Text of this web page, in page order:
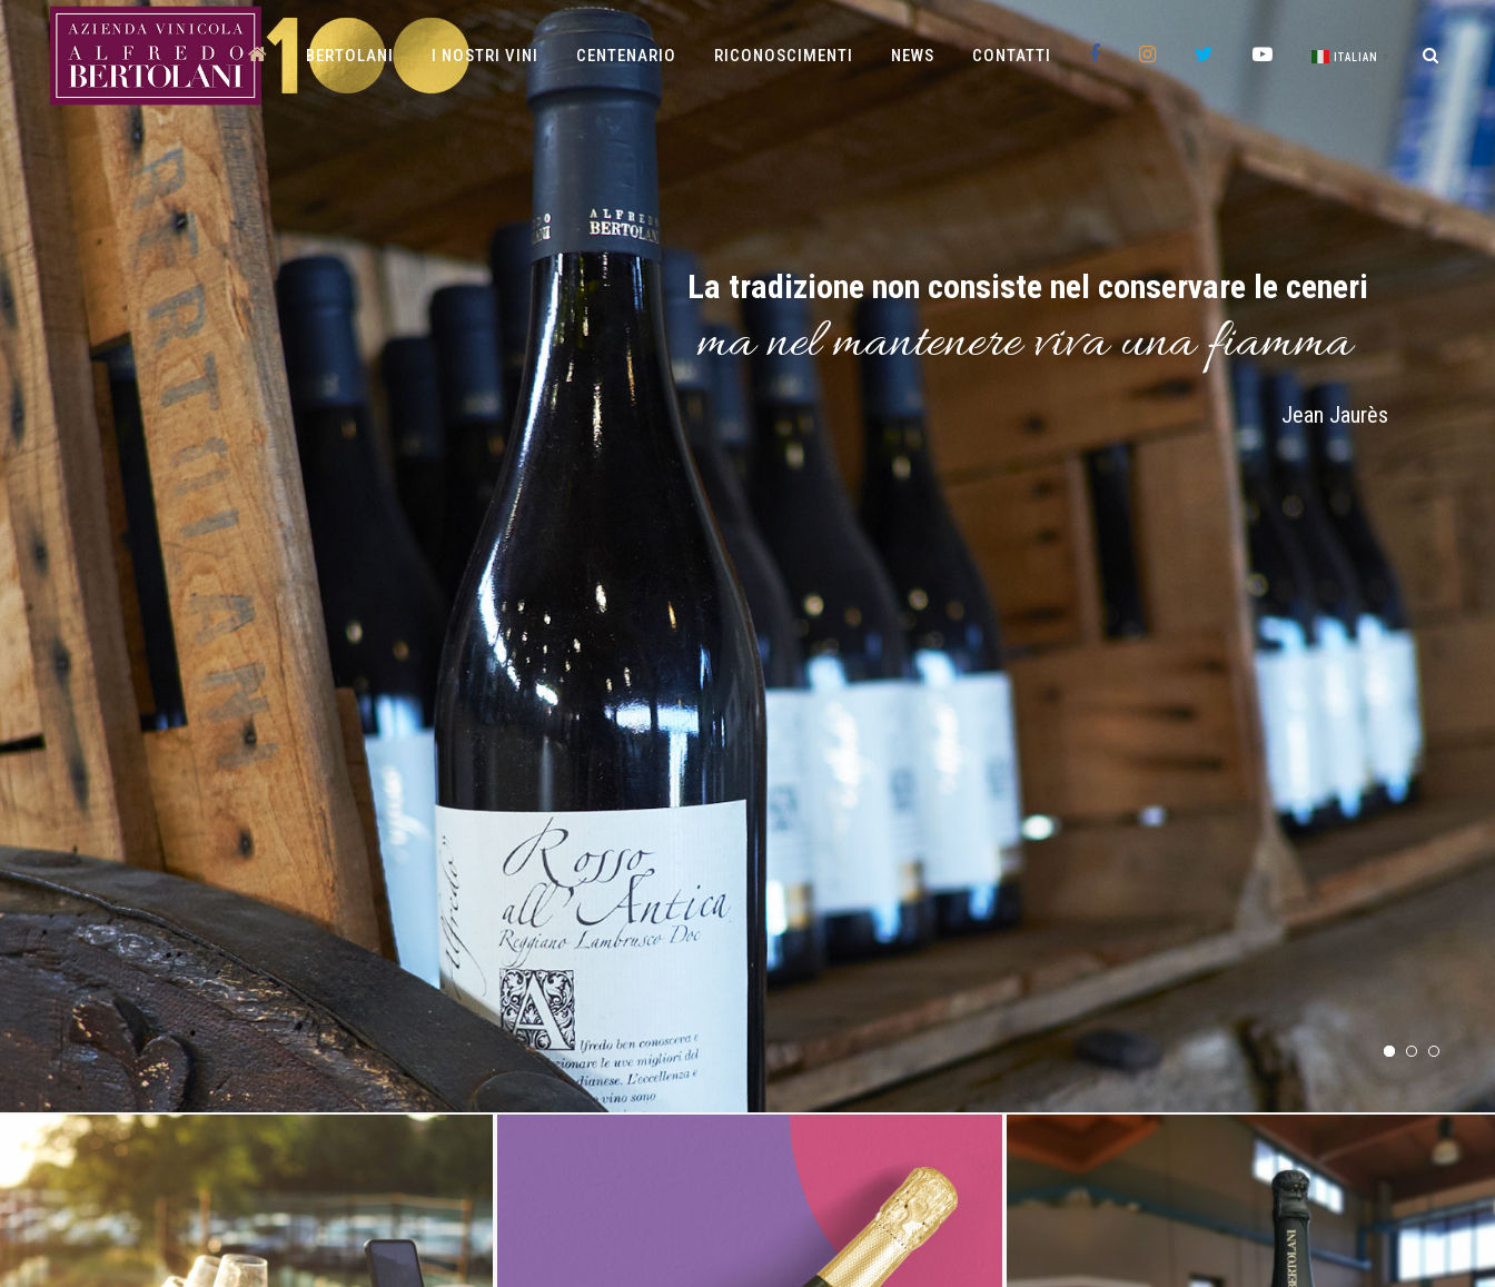
HOME BERTOLANI I NOSTRI VINI CENTENARIO RICONOSCIMENTI NEWS CONTATTI FACEBOOKINSTAGRAMTWITTERYOUTUBE ITALIAN